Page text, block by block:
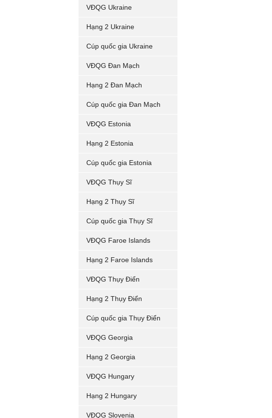
VĐQG Ukraine
Hạng 2 Ukraine
Cúp quốc gia Ukraine
VĐQG Đan Mạch
Hạng 2 Đan Mạch
Cúp quốc gia Đan Mạch
VĐQG Estonia
Hạng 2 Estonia
Cúp quốc gia Estonia
VĐQG Thụy Sĩ
Hạng 2 Thụy Sĩ
Cúp quốc gia Thụy Sĩ
VĐQG Faroe Islands
Hạng 2 Faroe Islands
VĐQG Thụy Điển
Hạng 2 Thụy Điển
Cúp quốc gia Thụy Điển
VĐQG Georgia
Hạng 2 Georgia
VĐQG Hungary
Hạng 2 Hungary
VĐQG Slovenia